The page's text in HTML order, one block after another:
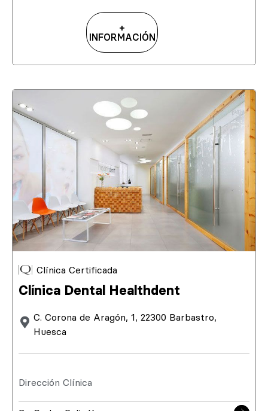
+
INFORMACIÓN
Clínica Certificada
Clínica Dental Healthdent
C. Corona de Aragón, 1, 22300 Barbastro,
Huesca
Dirección Clínica